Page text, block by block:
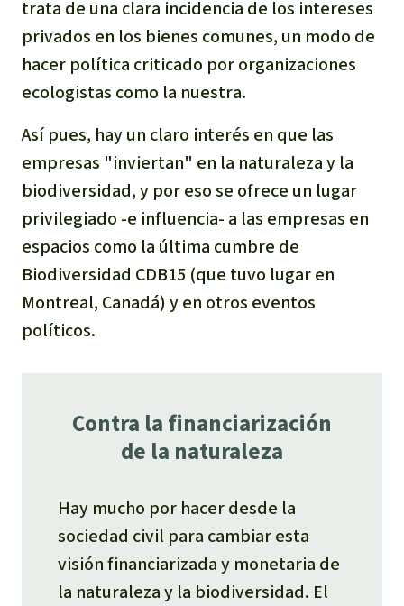
trata de una clara incidencia de los intereses
privados en los bienes comunes, un modo de
hacer política criticado por organizaciones
ecologistas como la nuestra.
Así pues, hay un claro interés en que las
empresas "inviertan" en la naturaleza y la
biodiversidad, y por eso se ofrece un lugar
privilegiado -e influencia- a las empresas en
espacios como la última cumbre de
Biodiversidad CDB15 (que tuvo lugar en
Montreal, Canadá) y en otros eventos
políticos.
Contra la financiarización
de la naturaleza
Hay mucho por hacer desde la
sociedad civil para cambiar esta
visión financiarizada y monetaria de
la naturaleza y la biodiversidad. El